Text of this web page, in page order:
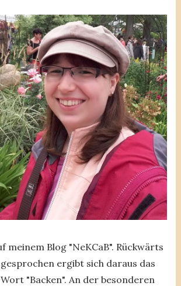
meinem Blog "NeKCaB". Rückwärts
gesprochen ergibt sich daraus das
Wort "Backen". An der besonderen